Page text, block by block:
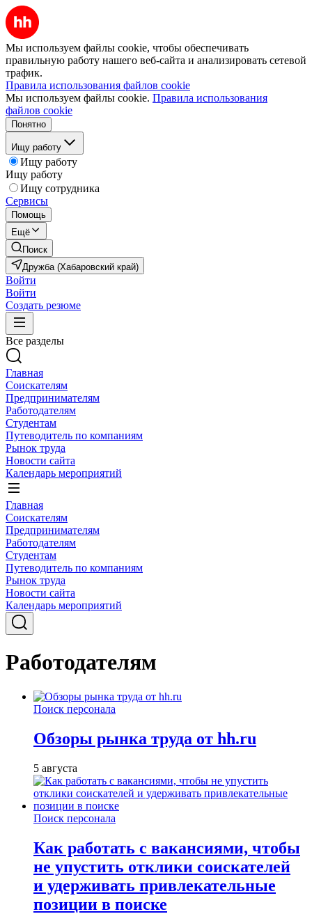
Мы используем файлы cookie, чтобы обеспечивать
правильную работу нашего веб-сайта и анализировать сетевой
трафик.
Правила использования файлов cookie
Мы используем файлы cookie. Правила использования
файлов cookie
Понятно
Ищу работу
Ищу работу
Ищу работу
Ищу сотрудника
Сервисы
Помощь
Ещё
Поиск
Дружба (Хабаровский край)
Войти
Войти
Создать резюме
Все разделы
Главная
Соискателям
Предпринимателям
Работодателям
Студентам
Путеводитель по компаниям
Рынок труда
Новости сайта
Календарь мероприятий
Главная
Соискателям
Предпринимателям
Работодателям
Студентам
Путеводитель по компаниям
Рынок труда
Новости сайта
Календарь мероприятий
Работодателям
Поиск персонала
Обзоры рынка труда от hh.ru
5 августа
Поиск персонала
Как работать с вакансиями, чтобы
не упустить отклики соискателей
и удерживать привлекательные
позиции в поиске